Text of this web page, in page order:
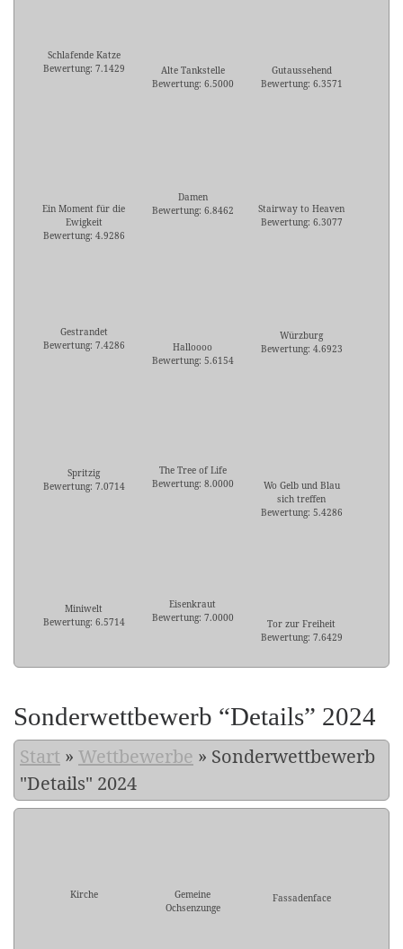
Schlafende Katze
Bewertung: 7.1429
Alte Tankstelle
Bewertung: 6.5000
Gutaussehend
Bewertung: 6.3571
Ein Moment für die
Ewigkeit
Bewertung: 4.9286
Damen
Bewertung: 6.8462
Stairway to Heaven
Bewertung: 6.3077
Gestrandet
Bewertung: 7.4286
Halloooo
Bewertung: 5.6154
Würzburg
Bewertung: 4.6923
Spritzig
Bewertung: 7.0714
The Tree of Life
Bewertung: 8.0000
Wo Gelb und Blau
sich treffen
Bewertung: 5.4286
Miniwelt
Bewertung: 6.5714
Eisenkraut
Bewertung: 7.0000
Tor zur Freiheit
Bewertung: 7.6429
Sonderwettbewerb “Details” 2024
Start » Wettbewerbe » Sonderwettbewerb
"Details" 2024
Kirche
Gemeine
Ochsenzunge
Fassadenface